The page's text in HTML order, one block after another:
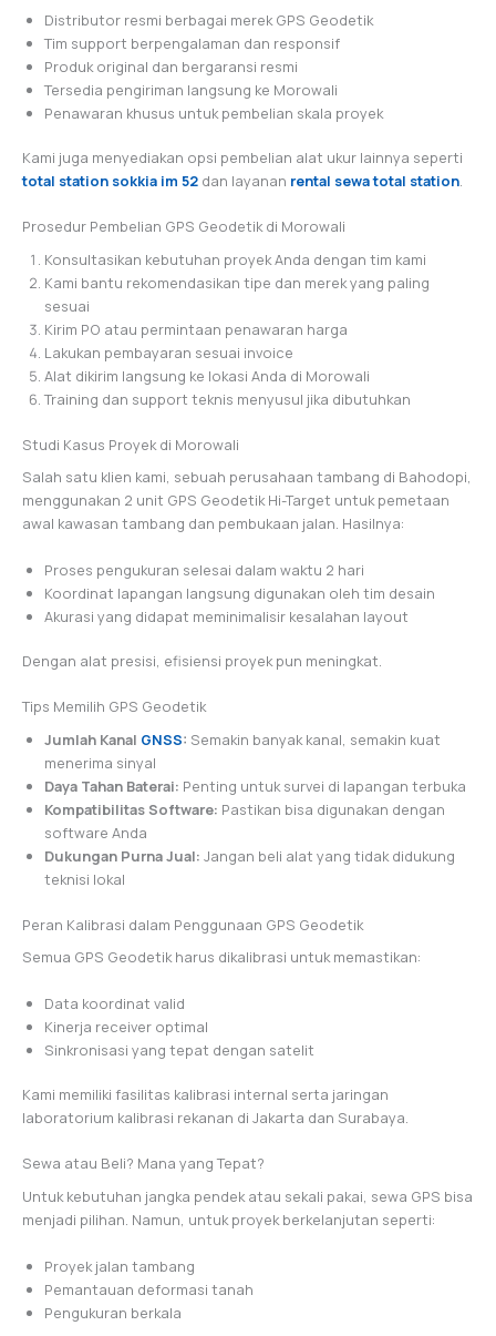
Distributor resmi berbagai merek GPS Geodetik
Tim support berpengalaman dan responsif
Produk original dan bergaransi resmi
Tersedia pengiriman langsung ke Morowali
Penawaran khusus untuk pembelian skala proyek
Kami juga menyediakan opsi pembelian alat ukur lainnya seperti
total station sokkia im 52 dan layanan rental sewa total station.
Prosedur Pembelian GPS Geodetik di Morowali
Konsultasikan kebutuhan proyek Anda dengan tim kami
Kami bantu rekomendasikan tipe dan merek yang paling
sesuai
Kirim PO atau permintaan penawaran harga
Lakukan pembayaran sesuai invoice
Alat dikirim langsung ke lokasi Anda di Morowali
Training dan support teknis menyusul jika dibutuhkan
Studi Kasus Proyek di Morowali
Salah satu klien kami, sebuah perusahaan tambang di Bahodopi,
menggunakan 2 unit GPS Geodetik Hi-Target untuk pemetaan
awal kawasan tambang dan pembukaan jalan. Hasilnya:
Proses pengukuran selesai dalam waktu 2 hari
Koordinat lapangan langsung digunakan oleh tim desain
Akurasi yang didapat meminimalisir kesalahan layout
Dengan alat presisi, efisiensi proyek pun meningkat.
Tips Memilih GPS Geodetik
Jumlah Kanal GNSS: Semakin banyak kanal, semakin kuat
menerima sinyal
Daya Tahan Baterai: Penting untuk survei di lapangan terbuka
Kompatibilitas Software: Pastikan bisa digunakan dengan
software Anda
Dukungan Purna Jual: Jangan beli alat yang tidak didukung
teknisi lokal
Peran Kalibrasi dalam Penggunaan GPS Geodetik
Semua GPS Geodetik harus dikalibrasi untuk memastikan:
Data koordinat valid
Kinerja receiver optimal
Sinkronisasi yang tepat dengan satelit
Kami memiliki fasilitas kalibrasi internal serta jaringan
laboratorium kalibrasi rekanan di Jakarta dan Surabaya.
Sewa atau Beli? Mana yang Tepat?
Untuk kebutuhan jangka pendek atau sekali pakai, sewa GPS bisa
menjadi pilihan. Namun, untuk proyek berkelanjutan seperti:
Proyek jalan tambang
Pemantauan deformasi tanah
Pengukuran berkala